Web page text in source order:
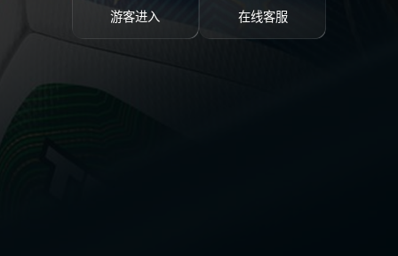
游客进入 在线客服